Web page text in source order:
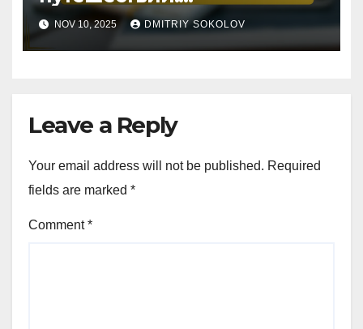
необходимые вещи для
любителей кофе
NOV 10, 2025 DMITRIY SOKOLOV
Leave a Reply
Your email address will not be published. Required
fields are marked *
Comment*